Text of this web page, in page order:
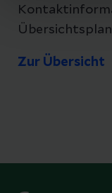
Zur Übersicht